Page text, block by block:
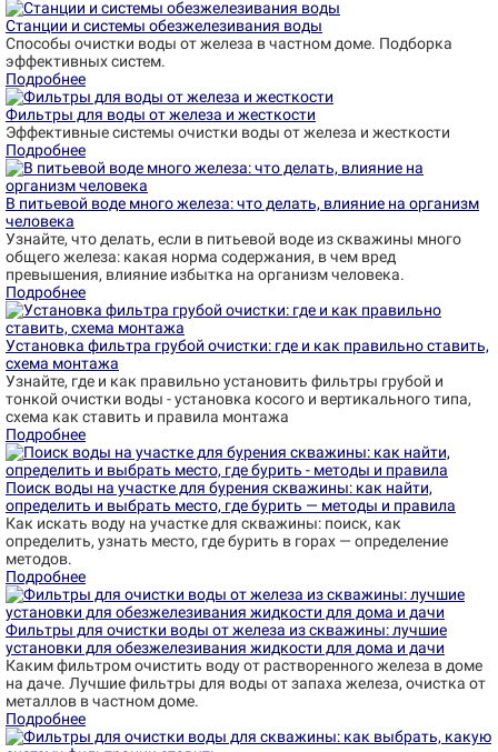
Станции и системы обезжелезивания воды
Способы очистки воды от железа в частном доме. Подборка
эффективных систем.
Подробнее
Фильтры для воды от железа и жесткости
Эффективные системы очистки воды от железа и жесткости
Подробнее
В питьевой воде много железа: что делать, влияние на организм
человека
Узнайте, что делать, если в питьевой воде из скважины много
общего железа: какая норма содержания, в чем вред
превышения, влияние избытка на организм человека.
Подробнее
Установка фильтра грубой очистки: где и как правильно ставить,
схема монтажа
Узнайте, где и как правильно установить фильтры грубой и
тонкой очистки воды - установка косого и вертикального типа,
схема как ставить и правила монтажа
Подробнее
Поиск воды на участке для бурения скважины: как найти,
определить и выбрать место, где бурить — методы и правила
Как искать воду на участке для скважины: поиск, как
определить, узнать место, где бурить в горах — определение
методов.
Подробнее
Фильтры для очистки воды от железа из скважины: лучшие
установки для обезжелезивания жидкости для дома и дачи
Каким фильтром очистить воду от растворенного железа в доме
на даче. Лучшие фильтры для воды от запаха железа, очистка от
металлов в частном доме.
Подробнее